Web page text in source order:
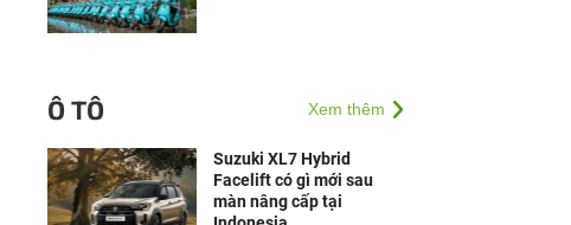
Ô TÔ Xem thêm
Suzuki XL7 Hybrid
Facelift có gì mới sau
màn nâng cấp tại